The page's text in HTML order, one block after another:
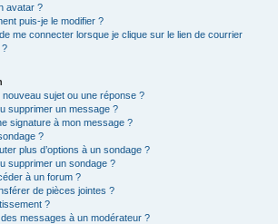
avatar ?
puis-je le modifier ?
me connecter lorsque je clique sur le lien de courrier
?
sujet ou une réponse ?
supprimer un message ?
signature à mon message ?
?
plus d’options à un sondage ?
supprimer un sondage ?
à un forum ?
de pièces jointes ?
?
messages à un modérateur ?